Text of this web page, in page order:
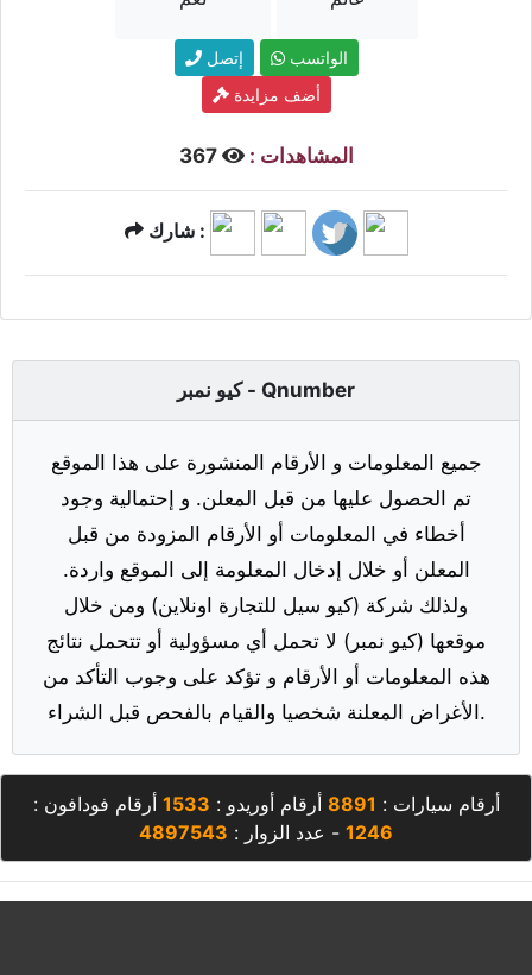
إتصل
الواتسب
أضف مزايدة
المشاهدات : 367
شارك :
كيو نمبر - Qnumber
جميع المعلومات و الأرقام المنشورة على هذا الموقع
تم الحصول عليها من قبل المعلن. و إحتمالية وجود
أخطاء في المعلومات أو الأرقام المزودة من قبل
المعلن أو خلال إدخال المعلومة إلى الموقع واردة.
ولذلك شركة (كيو سيل للتجارة اونلاين) ومن خلال
موقعها (كيو نمبر) لا تحمل أي مسؤولية أو تتحمل نتائج
هذه المعلومات أو الأرقام و تؤكد على وجوب التأكد من
الأغراض المعلنة شخصيا والقيام بالفحص قبل الشراء.
أرقام سيارات : 8891 أرقام أوريدو : 1533 أرقام فودافون :
1246 - عدد الزوار : 4897543